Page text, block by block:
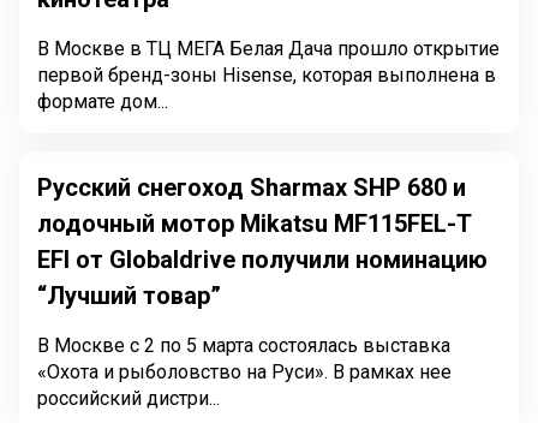
В Москве в ТЦ МЕГА Белая Дача прошло открытие
первой бренд-зоны Hisense, которая выполнена в
формате дом...
Русский снегоход Sharmax SHP 680 и
лодочный мотор Mikatsu MF115FEL-T
EFI от Globaldrive получили номинацию
“Лучший товар”
В Москве с 2 по 5 марта состоялась выставка
«Охота и рыболовство на Руси». В рамках нее
российский дистри...